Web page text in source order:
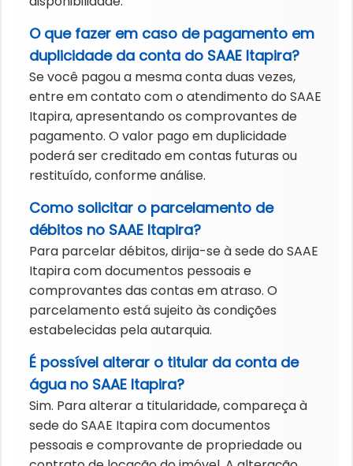
O que fazer em caso de pagamento em
duplicidade da conta do SAAE Itapira?
Se você pagou a mesma conta duas vezes,
entre em contato com o atendimento do SAAE
Itapira, apresentando os comprovantes de
pagamento. O valor pago em duplicidade
poderá ser creditado em contas futuras ou
restituído, conforme análise.
Como solicitar o parcelamento de
débitos no SAAE Itapira?
Para parcelar débitos, dirija-se à sede do SAAE
Itapira com documentos pessoais e
comprovantes das contas em atraso. O
parcelamento está sujeito às condições
estabelecidas pela autarquia.
É possível alterar o titular da conta de
água no SAAE Itapira?
Sim. Para alterar a titularidade, compareça à
sede do SAAE Itapira com documentos
pessoais e comprovante de propriedade ou